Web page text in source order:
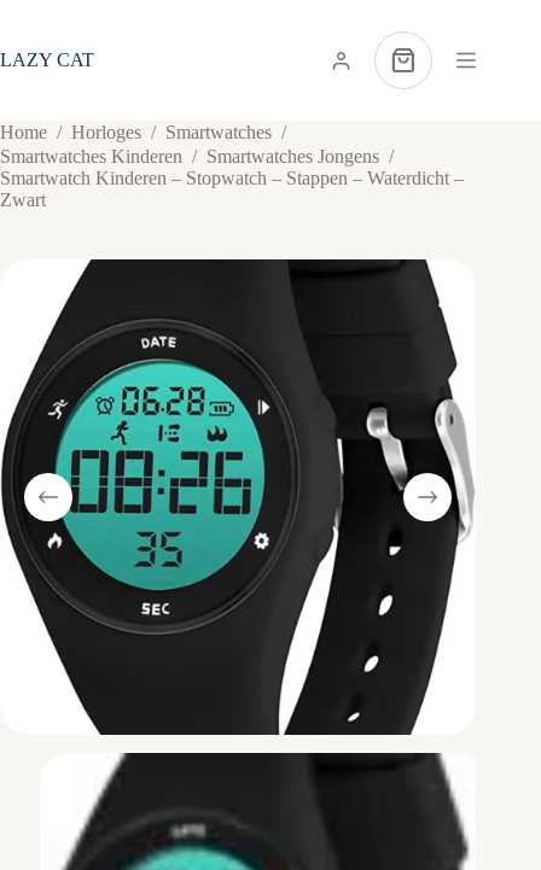
de
LAZY CAT Winkelwagen
Home / Horloges / Smartwatches /
Smartwatches Kinderen / Smartwatches Jongens /
Smartwatch Kinderen – Stopwatch – Stappen – Waterdicht –
Zwart